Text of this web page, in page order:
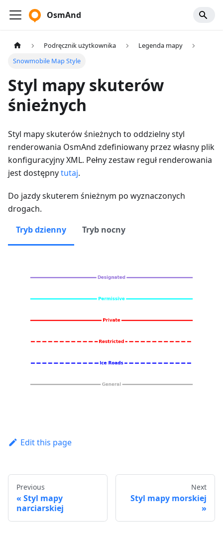
OsmAnd
Podręcznik użytkownika
Legenda mapy
Snowmobile Map Style
Styl mapy skuterów
śnieżnych
Styl mapy skuterów śnieżnych to oddzielny styl
renderowania OsmAnd zdefiniowany przez własny plik
konfiguracyjny XML. Pełny zestaw reguł renderowania
jest dostępnytutaj.
Do jazdy skuterem śnieżnym po wyznaczonych
drogach.
Tryb dzienny
Tryb nocny
Edit this page
Previous
Styl mapy
narciarskiej
Next
Styl mapy morskiej